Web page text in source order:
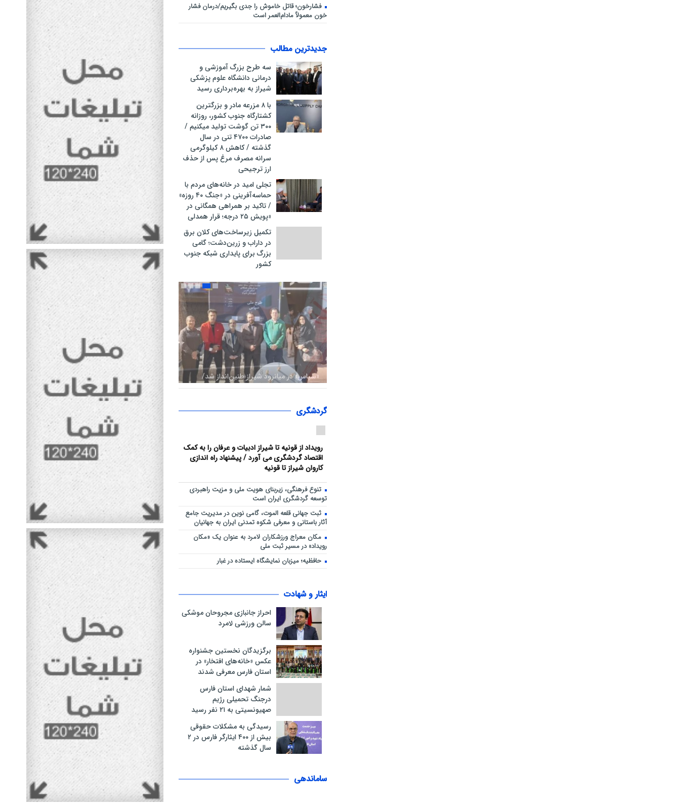
فشارخون؛ قاتل خاموش را جدی بگیریم/درمان فشار
خون معمولاً مادام‌العمر است
جدیدترین مطالب
سه طرح بزرگ آموزشی و
درمانی دانشگاه علوم پزشکی
شیراز به بهره‌برداری رسید
با ۸ مزرعه مادر و بزرگترین
کشتارگاه جنوب کشور، روزانه
۳۰۰ تن گوشت تولید میکنیم /
صادرات ۴۷۰۰ تنی در سال
گذشته / کاهش ۸ کیلوگرمی
سرانه مصرف مرغ پس از حذف
ارز ترجیحی
تجلی امید در خانه‌های مردم با
حماسه‌آفرینی در «جنگ ۴۰ روزه»
/ تاکید بر همراهی همگانی در
«پویش ۲۵ درجه؛ قرار همدلی
تکمیل زیرساخت‌های کلان برق
در داراب و زرین‌دشت؛ گامی
بزرگ برای پایداری شبکه جنوب
کشور
«سپاس» در میانرود شیراز طنین‌انداز شد/
گردشگری
رویداد از قونیه تا شیراز ادبیات و عرفان را به کمک
اقتصاد گردشگری می آورد / پیشنهاد راه اندازی
کاروان شیراز تا قونیه
تنوع فرهنگی، زیربنای هویت ملی و مزیت راهبردی
توسعه گردشگری ایران است
ثبت جهانی قلعه الموت، گامی نوین در مدیریت جامع
آثار باستانی و معرفی شکوه تمدنی ایران به جهانیان
مکان معراج ورزشکاران لامرد به عنوان یک «مکان
رویداد» در مسیر ثبت ملی
حافظیه؛ میزبان نمایشگاه ایستاده در غبار
ایثار و شهادت
احراز جانبازی مجروحان موشکی
سالن ورزشی لامرد
برگزیدگان نخستین جشنواره
عکس «خانه‌های افتخار» در
استان فارس معرفی شدند
شمار شهدای استان فارس
درجنگ تحمیلی رژیم
صهیونسیتی به ۲۱ نفر رسید
رسیدگی به مشکلات حقوقی
بیش از ۴۰۰ ایثارگر فارس در ۲
سال گذشته
ساماندهی